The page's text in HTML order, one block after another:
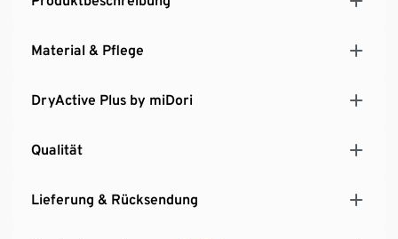
Material & Pflege
DryActive Plus by miDori
Qualität
Lieferung & Rücksendung